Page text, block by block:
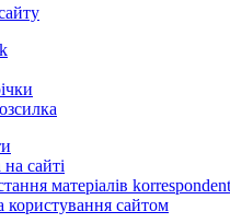
сайті
матеріалів
користування сайтом